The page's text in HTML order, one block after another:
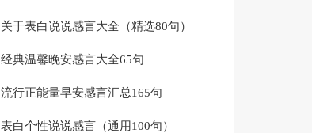
关于表白说说感言大全（精选80句）
经典温馨晚安感言大全65句
流行正能量早安感言汇总165句
表白个性说说感言（通用100句）